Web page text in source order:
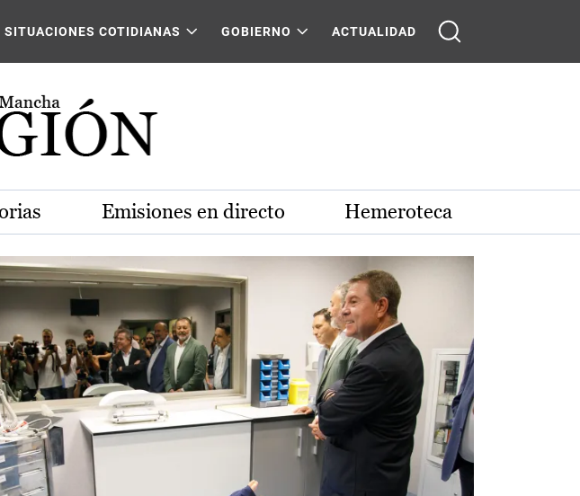
SITUACIONES COTIDIANAS GOBIERNO ACTUALIDAD
Emisiones en directo Hemeroteca